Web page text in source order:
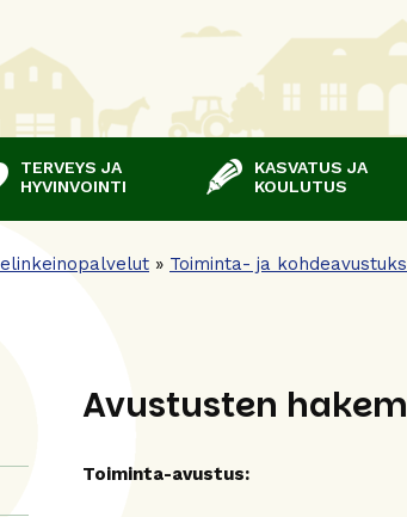
TERVEYS JA
HYVINVOINTI
KASVATUS JA
KOULUTUS
» Toiminta- ja
Avustusten
Toiminta-avustus: